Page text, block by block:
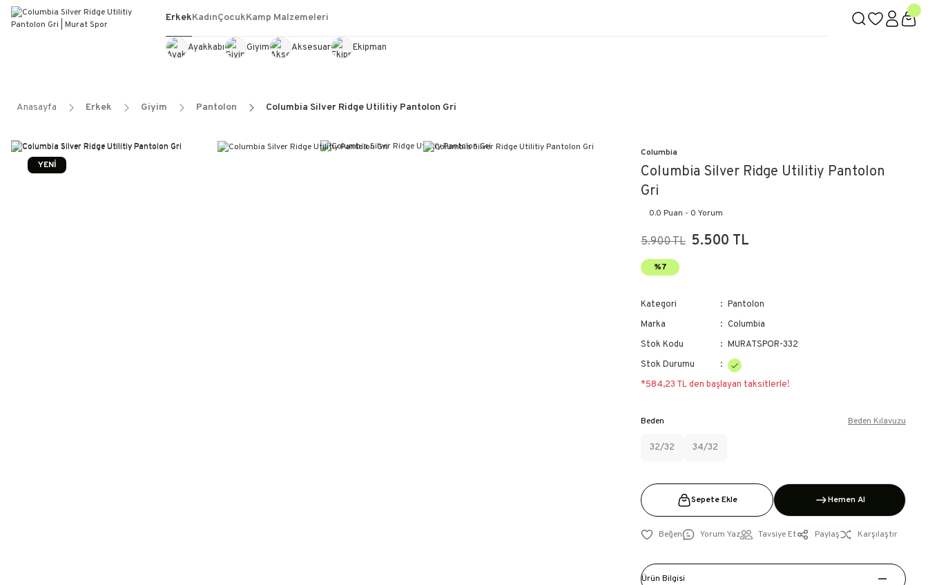
Erkek
Ayakkabı Giyim Aksesuar Ekipman
KadınÇocukKamp Malzemeleri
Anasayfa Erkek Giyim Pantolon Columbia Silver Ridge Utilitiy Pantolon Gri
YENİ
Columbia
Columbia Silver Ridge Utilitiy Pantolon
Gri
0.0 Puan - 0 Yorum
5.900 TL 5.500 TL
%7
Kategori
Pantolon
Marka
Columbia
Stok Kodu
MURATSPOR-332
Stok Durumu
*584,23 TL den başlayan taksitlerle!
Beden
32/32 34/32
Beden Kılavuzu
Sepete Ekle Hemen Al
Yorum Yaz Tavsiye Et Paylaş Karşılaştır
Ürün Bilgisi